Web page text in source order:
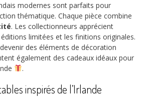
modernes sont parfaits pour
thématique. Chaque pièce combine
. Les collectionneurs apprécient
limitées et les finitions originales.
des éléments de décoration
également des cadeaux idéaux pour
.
inspirés de l’Irlande